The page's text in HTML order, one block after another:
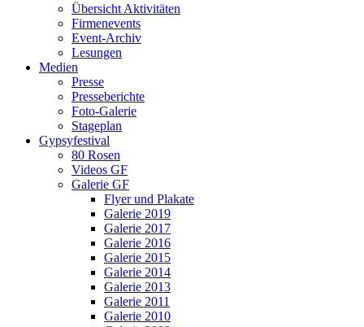
Übersicht Aktivitäten
Firmenevents
Event-Archiv
Lesungen
Medien
Presse
Presseberichte
Foto-Galerie
Stageplan
Gypsyfestival
80 Rosen
Videos GF
Galerie GF
Flyer und Plakate
Galerie 2019
Galerie 2017
Galerie 2016
Galerie 2015
Galerie 2014
Galerie 2013
Galerie 2011
Galerie 2010